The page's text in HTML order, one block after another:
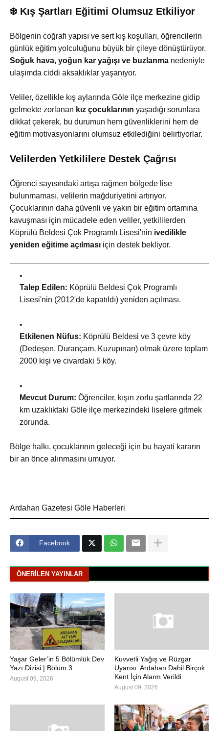
❄️ Kış Şartları Eğitimi Olumsuz Etkiliyor
Bölgenin coğrafi yapısı ve sert kış koşulları, öğrencilerin
günlük eğitim yolculuğunu büyük bir çileye dönüştürüyor.
Soğuk hava, yoğun kar yağışı ve buzlanma nedeniyle
ulaşımda ciddi aksaklıklar yaşanıyor.
Veliler, özellikle kış aylarında Göle ilçe merkezine gidip
gelmekte zorlanan kız çocuklarının yaşadığı sorunlara
dikkat çekerek, bu durumun hem güvenliklerini hem de
eğitim motivasyonlarını olumsuz etkilediğini belirtiyorlar.
Velilerden Yetkililere Destek Çağrısı
Öğrenci sayısındaki artışa rağmen bölgede lise
bulunmaması, velilerin mağduriyetini artırıyor.
Çocuklarının daha güvenli ve yakın bir eğitim ortamına
kavuşması için mücadele eden veliler, yetkililerden
Köprülü Beldesi Çok Programlı Lisesi'nin ivedilikle
yeniden eğitime açılması için destek bekliyor.
Talep Edilen: Köprülü Beldesi Çok Programlı
Lisesi'nin (2012'de kapatıldı) yeniden açılması.
Etkilenen Nüfus: Köprülü Beldesi ve 3 çevre köy
(Dedeşen, Durançam, Kuzupınarı) olmak üzere toplam
2000 kişi ve civardaki 5 köy.
Mevcut Durum: Öğrenciler, kışın zorlu şartlarında 22
km uzaklıktaki Göle ilçe merkezindeki liselere gitmek
zorunda.
Bölge halkı, çocuklarının geleceği için bu hayati kararın
bir an önce alınmasını umuyor.
Ardahan Gazetesi Göle Haberleri
Facebook
ÖNERILEN YAYINLAR
Yaşar Geler’in 5 Bölümlük Dev
Yazı Dizisi | Bölüm 3
August 09, 2026
Kuvvetli Yağış ve Rüzgar
Uyarısı: Ardahan Dahil Birçok
Kent İçin Alarm Verildi
August 09, 2026